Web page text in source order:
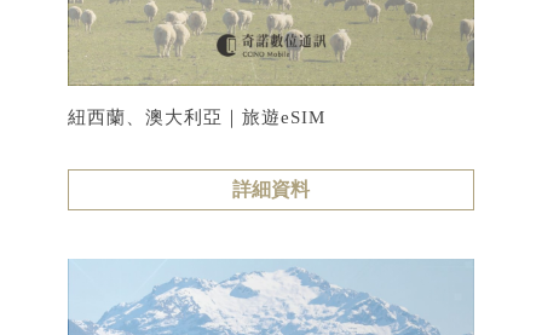
紐西蘭、澳大利亞｜旅遊eSIM
詳細資料